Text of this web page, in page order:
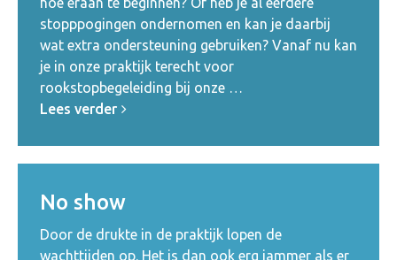
stopppogingen ondernomen en kan je daarbij
wat extra ondersteuning gebruiken? Vanaf nu kan
je in onze praktijk terecht voor
rookstopbegeleiding bij onze …
Lees verder
No show
Door de drukte in de praktijk lopen de
wachttijden op. Het is dan ook erg jammer als er